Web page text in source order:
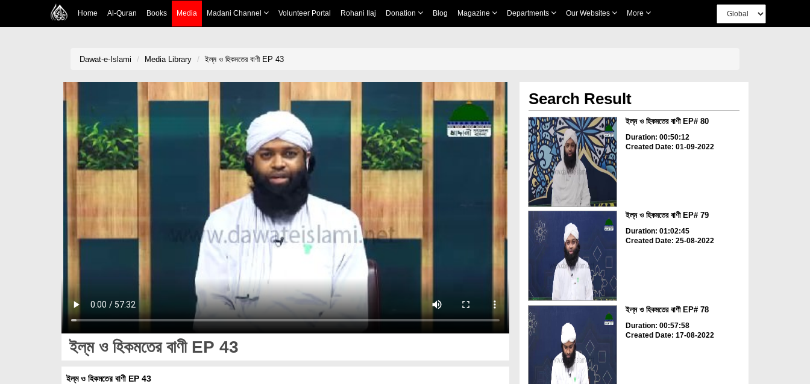
Home Al-Quran Books Media Madani Channel Volunteer Portal Rohani Ilaj Donation Blog Magazine Departments Our Websites More
Dawat-e-Islami Media Library ইল্‌ম ও হিকমতের বাণী EP 43
ইল্‌ম ও হিকমতের বাণী EP 43
ইল্‌ম ও হিকমতের বাণী EP 43
Search Result
ইল্‌ম ও হিকমতের বাণী EP# 80
Duration: 00:50:12
Created Date: 01-09-2022
ইল্‌ম ও হিকমতের বাণী EP# 79
Duration: 01:02:45
Created Date: 25-08-2022
ইল্‌ম ও হিকমতের বাণী EP# 78
Duration: 00:57:58
Created Date: 17-08-2022